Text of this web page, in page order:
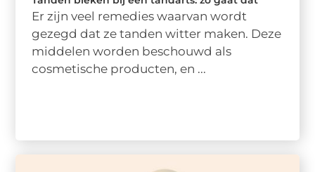
Er zijn veel remedies waarvan wordt
gezegd dat ze tanden witter maken. Deze
middelen worden beschouwd als
cosmetische producten, en ...